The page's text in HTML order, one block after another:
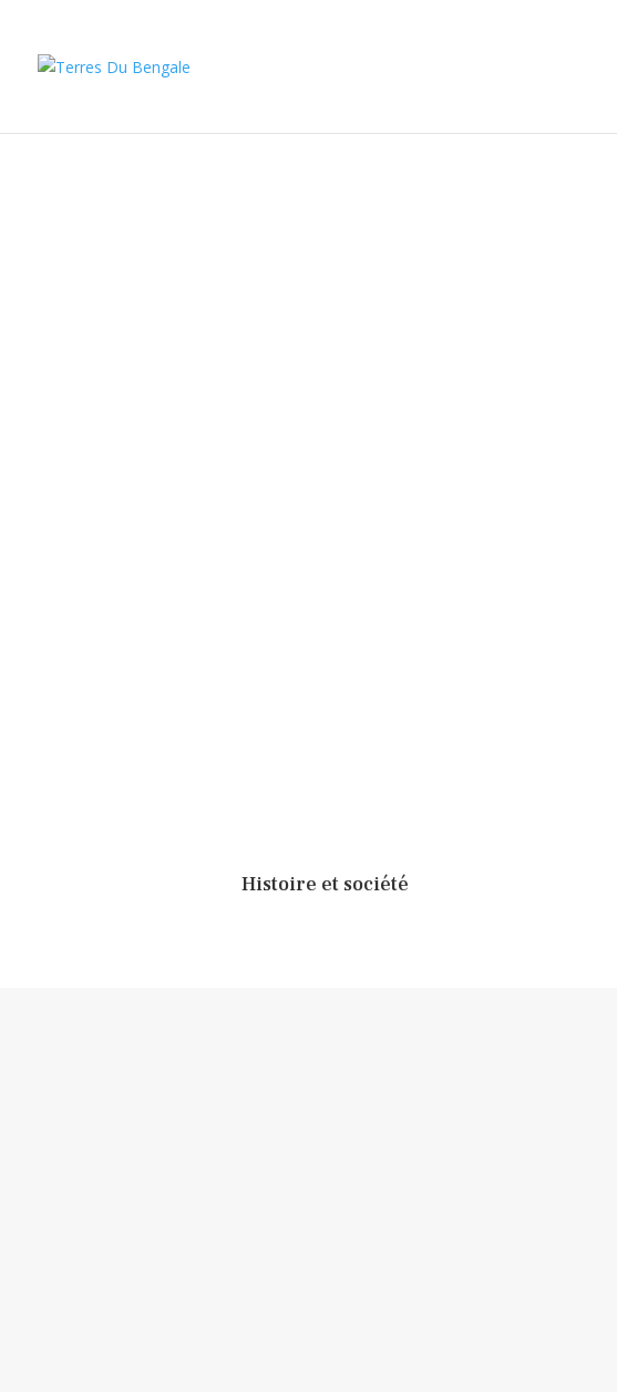
Histoire et société